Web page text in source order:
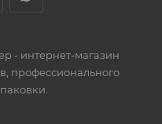
- интернет-магазин
профессионального